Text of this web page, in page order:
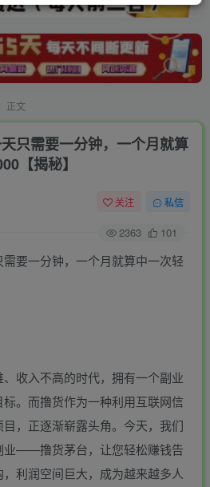
正文
只需要一分钟，一个月就算
【揭秘】
关注 私信
2363 101
要一分钟，一个月就算中一次轻
收入不高的时代，拥有一个副业
。而撸货作为一种利用互联网信
，正逐渐崭露头角。今天，我们
业——撸货茅台，让您轻松赚钱告
利润空间巨大，成为越来越多人